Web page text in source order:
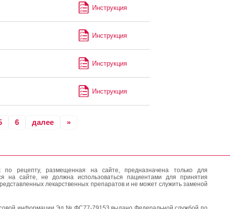
Инструкция
Инструкция
Инструкция
Инструкция
6 далее »
по рецепту, размещенная на сайте, предназначена только для
на сайте, не должна использоваться пациентами для принятия
лекарственных препаратов и не может служить заменой